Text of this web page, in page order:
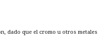
dado que el cromo u otros